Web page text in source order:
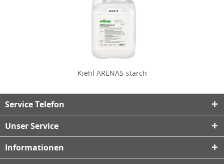
Kiehl ARENAS-starch
Service Telefon
Unser Service
Informationen